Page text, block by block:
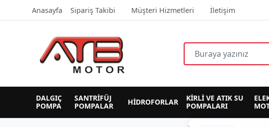
Anasayfa Sipariş Takibi Müşteri Hizmetleri İletişim
DALGIÇ
POMPA
SANTRİFÜJ
POMPALAR
HİDROFORLAR
KİRLİ VE ATIK SU
POMPALARI